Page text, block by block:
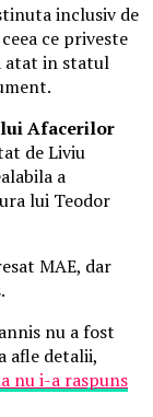
inclusiv de
ce priveste
atat in statul
Afacerilor
de Liviu
a
lui Teodor
MAE, dar
nu a fost
afle detalii,
nu i-a raspuns